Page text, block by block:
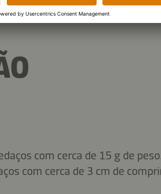
com cerca de 15 g de
com cerca de 3 cm de